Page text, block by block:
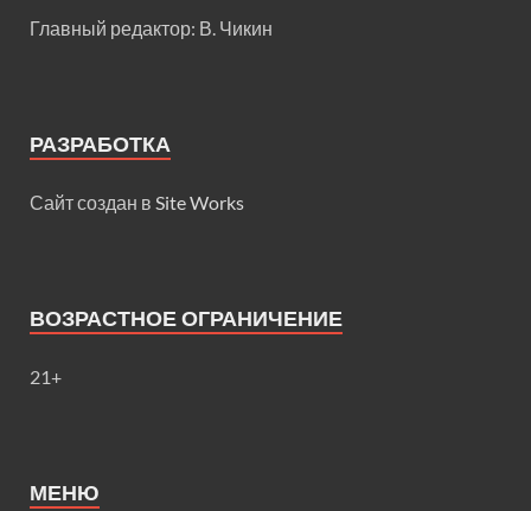
Главный редактор: В. Чикин
РАЗРАБОТКА
Сайт создан в Site Works
ВОЗРАСТНОЕ ОГРАНИЧЕНИЕ
21+
МЕНЮ